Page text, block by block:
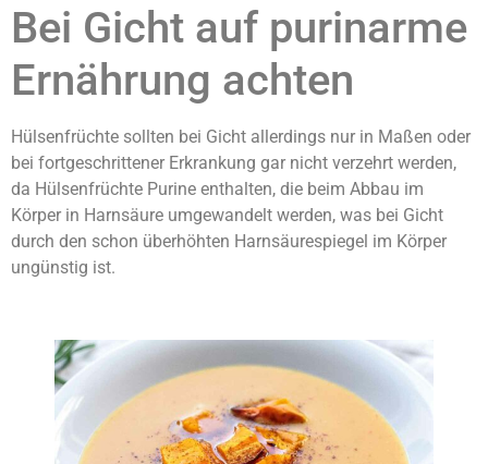
Bei Gicht auf purinarme
Ernährung achten
Hülsenfrüchte sollten bei Gicht allerdings nur in Maßen oder
bei fortgeschrittener Erkrankung gar nicht verzehrt werden,
da Hülsenfrüchte Purine enthalten, die beim Abbau im
Körper in Harnsäure umgewandelt werden, was bei Gicht
durch den schon überhöhten Harnsäurespiegel im Körper
ungünstig ist.